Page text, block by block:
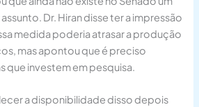
Dr. Hiran disse ter a impressão
medida poderia atrasar a produção
mas apontou que é preciso
que investem em pesquisa.
a disponibilidade disso depois